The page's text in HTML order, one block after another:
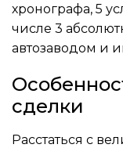
хронографа, 5
числе 3
автозаводом и
сделки
Расстаться с